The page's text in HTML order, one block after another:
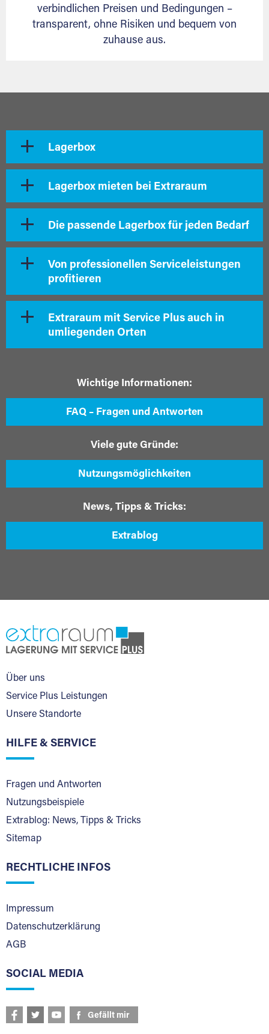
verbindlichen Preisen und Bedingungen –
transparent, ohne Risiken und bequem von
zuhause aus.
Lagerbox
Lagerbox mieten bei Extraraum
Die passende Lagerbox für jeden Bedarf
Von professionellen Serviceleistungen
profitieren
Extraraum mit Service Plus auch in
umliegenden Orten
Wichtige Informationen:
FAQ – Fragen und Antworten
Viele gute Gründe:
Nutzungsmöglichkeiten
News, Tipps & Tricks:
Extrablog
Über uns
Service Plus Leistungen
Unsere Standorte
HILFE & SERVICE
Fragen und Antworten
Nutzungsbeispiele
Extrablog: News, Tipps & Tricks
Sitemap
RECHTLICHE INFOS
Impressum
Datenschutzerklärung
AGB
SOCIAL MEDIA
Gefällt mir